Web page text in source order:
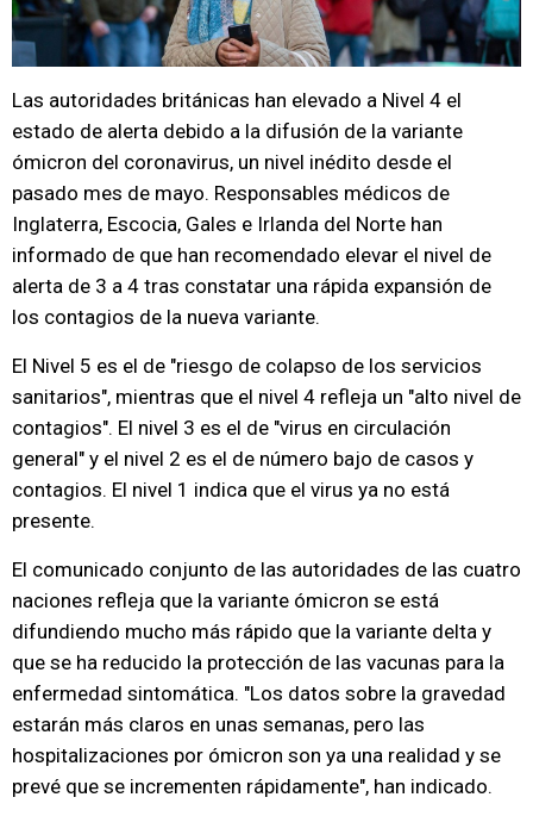
Las autoridades británicas han elevado a Nivel 4 el
estado de alerta debido a la difusión de la variante
ómicron del coronavirus, un nivel inédito desde el
pasado mes de mayo. Responsables médicos de
Inglaterra, Escocia, Gales e Irlanda del Norte han
informado de que han recomendado elevar el nivel de
alerta de 3 a 4 tras constatar una rápida expansión de
los contagios de la nueva variante.
El Nivel 5 es el de "riesgo de colapso de los servicios
sanitarios", mientras que el nivel 4 refleja un "alto nivel de
contagios". El nivel 3 es el de "virus en circulación
general" y el nivel 2 es el de número bajo de casos y
contagios. El nivel 1 indica que el virus ya no está
presente.
El comunicado conjunto de las autoridades de las cuatro
naciones refleja que la variante ómicron se está
difundiendo mucho más rápido que la variante delta y
que se ha reducido la protección de las vacunas para la
enfermedad sintomática. "Los datos sobre la gravedad
estarán más claros en unas semanas, pero las
hospitalizaciones por ómicron son ya una realidad y se
prevé que se incrementen rápidamente", han indicado.